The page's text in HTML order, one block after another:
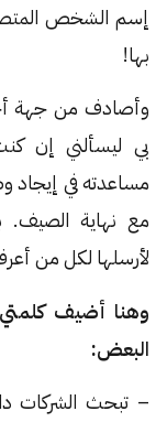
إسم الشخص
بها!
وأصادف من جهة
بي ليسألني إن
مساعدته في إيجاد
مع نهاية الصيف.
لأرسلها لكل من
وهنا أضيف
البعض:
– تبحث الشركات